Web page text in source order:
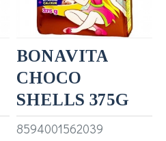
8594001562039
BONAVITA
CHOCO
SHELLS 375G